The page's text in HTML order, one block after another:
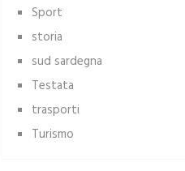
Sport
storia
sud sardegna
Testata
trasporti
Turismo